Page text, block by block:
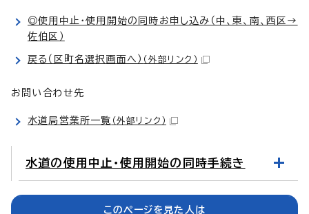
◎使用中止・使用開始の同時お申し込み（中、東、南、西区→
佐伯区）
戻る（区町名選択画面へ） （外部リンク）
お問い合わせ先
水道局営業所一覧 （外部リンク）
水道の使用中止・使用開始の同時手続き
このページを見た人は